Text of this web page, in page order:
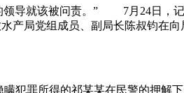
导就该被问责。” 7月24日，记
局党组成员、副局长陈叔钧在向
罪所得的祁某某在民警的押解